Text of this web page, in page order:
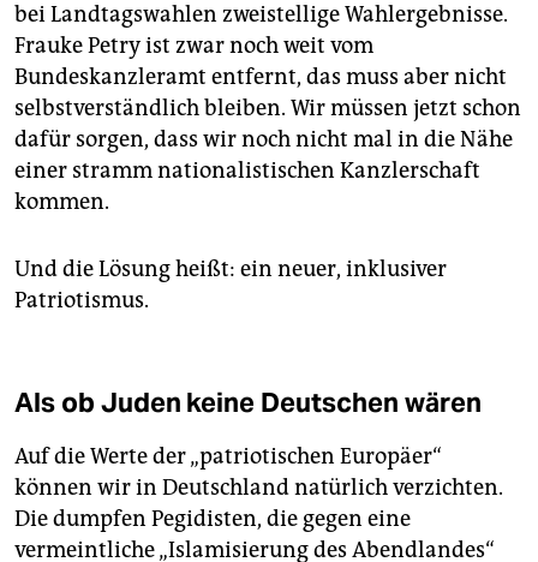
bei Landtagswahlen zweistellige Wahlergebnisse.
Frauke Petry ist zwar noch weit vom
Bundeskanzleramt entfernt, das muss aber nicht
selbstverständlich bleiben. Wir müssen jetzt schon
dafür sorgen, dass wir noch nicht mal in die Nähe
einer stramm nationalistischen Kanzlerschaft
kommen.
Und die Lösung heißt: ein neuer, inklusiver
Patriotismus.
Als ob Juden keine Deutschen wären
Auf die Werte der „patriotischen Europäer“
können wir in Deutschland natürlich verzichten.
Die dumpfen Pegidisten, die gegen eine
vermeintliche „Islamisierung des Abendlandes“